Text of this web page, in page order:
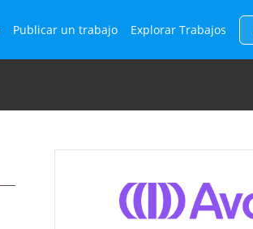
Explorar Trabajos
Publicar un trabajo